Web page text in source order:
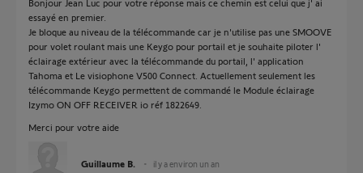
Bonjour Jean Luc pour votre réponse mais ce chemin est celui que j' ai
essayé en premier.
Je bloque au niveau de la télécommande car je n'utilise pas une SMOOVE
pour volet roulant mais une Keygo pour portail et je souhaite piloter l'
éclairage extérieur avec la télécommande du portail, l' application
Tahoma et Le visiophone V500 Connect. Actuellement seulement les
télécommande Keygo permettent de commandé le Module éclairage
Izymo ON OFF RECEIVER io réf 1822649.
Merci pour votre aide
Guillaume B. il y a environ un an